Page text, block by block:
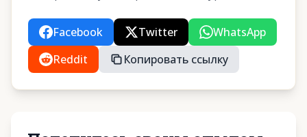
Facebook Twitter
WhatsApp
Reddit
Копировать ссылку